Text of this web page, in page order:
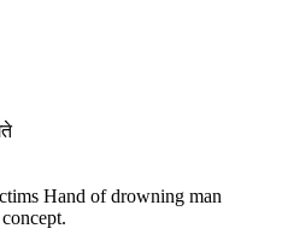
Hand of drowning man